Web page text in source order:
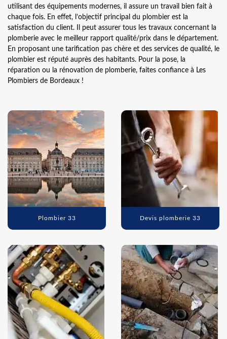
utilisant des équipements modernes, il assure un travail bien fait à
chaque fois. En effet, l’objectif principal du plombier est la
satisfaction du client. Il peut assurer tous les travaux concernant la
plomberie avec le meilleur rapport qualité/prix dans le département.
En proposant une tarification pas chère et des services de qualité, le
plombier est réputé auprès des habitants. Pour la pose, la
réparation ou la rénovation de plomberie, faites confiance à Les
Plombiers de Bordeaux !
Plombier 33 Devis plomberie 33